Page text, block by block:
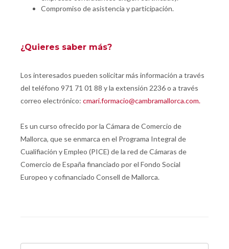
Compromiso de asistencia y participación.
¿Quieres saber más?
Los interesados pueden solicitar más información a través
del teléfono 971 71 01 88 y la extensión 2236 o a través
correo electrónico: cmari.formacio@cambramallorca.com.
Es un curso ofrecido por la Cámara de Comercio de
Mallorca, que se enmarca en el Programa Integral de
Cualifiación y Empleo (PICE) de la red de Cámaras de
Comercio de España financiado por el Fondo Social
Europeo y cofinanciado Consell de Mallorca.